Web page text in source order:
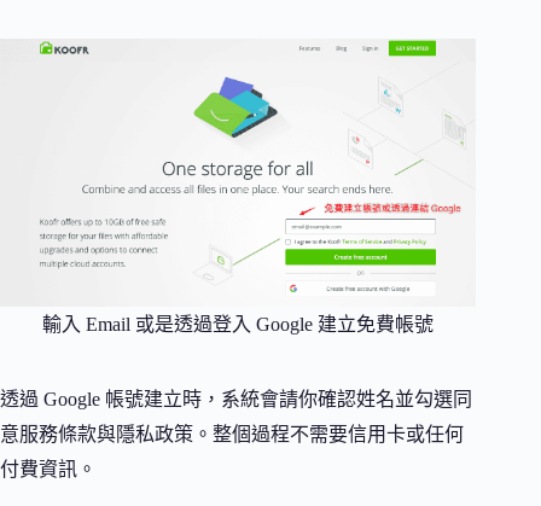
輸入 Email 或是透過登入 Google 建立免費帳號
透過 Google 帳號建立時，系統會請你確認姓名並勾選同
意服務條款與隱私政策。整個過程不需要信用卡或任何
付費資訊。